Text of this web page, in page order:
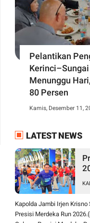
Pelantikan
Menunggu
80 Persen
Kamis, Desember 11,
LATEST NEWS
Kapolda Jambi Irjen
Presisi Merdeka Run